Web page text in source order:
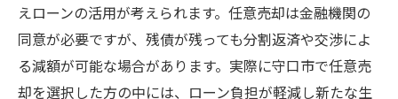
えローンの活用が考えられます。任意売却は金融機関の
同意が必要ですが、残債が残っても分割返済や交渉によ
る減額が可能な場合があります。実際に守口市で任意売
却を選択した方の中には、ローン負担が軽減し新たな生